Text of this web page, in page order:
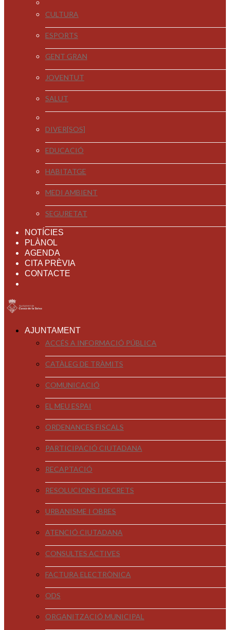
CULTURA
ESPORTS
GENT GRAN
JOVENTUT
SALUT
DIVER[SOS]
EDUCACIÓ
HABITATGE
MEDI AMBIENT
SEGURETAT
NOTÍCIES
PLÀNOL
AGENDA
CITA PRÈVIA
CONTACTE
AJUNTAMENT
ACCÉS A INFORMACIÓ PÚBLICA
CATÀLEG DE TRÀMITS
COMUNICACIÓ
EL MEU ESPAI
ORDENANCES FISCALS
PARTICIPACIÓ CIUTADANA
RECAPTACIÓ
RESOLUCIONS I DECRETS
URBANISME I OBRES
ATENCIÓ CIUTADANA
CONSULTES ACTIVES
FACTURA ELECTRÒNICA
ODS
ORGANITZACIÓ MUNICIPAL